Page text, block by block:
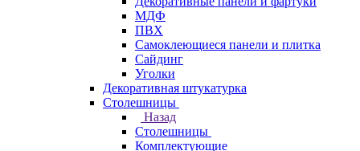
МДФ
ПВХ
Самоклеющиеся панели и плитка
Сайдинг
Уголки
Декоративная штукатурка
Столешницы
Назад
Столешницы
Комплектующие